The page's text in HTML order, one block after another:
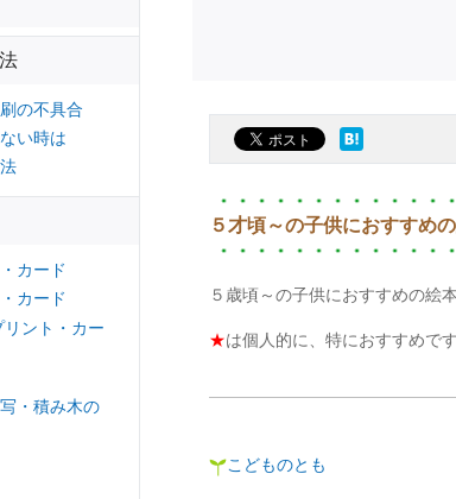
５才頃～の子供におすすめ
５歳頃～の子供におすすめの絵
★は個人的に、特におすすめです
こどものとも
の不具合
い時は
カード
カード
ント・カー
・積み木の